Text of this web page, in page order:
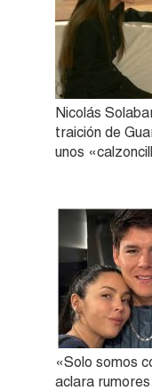
Nicolás
traición de
unos
«Solo somos
aclara